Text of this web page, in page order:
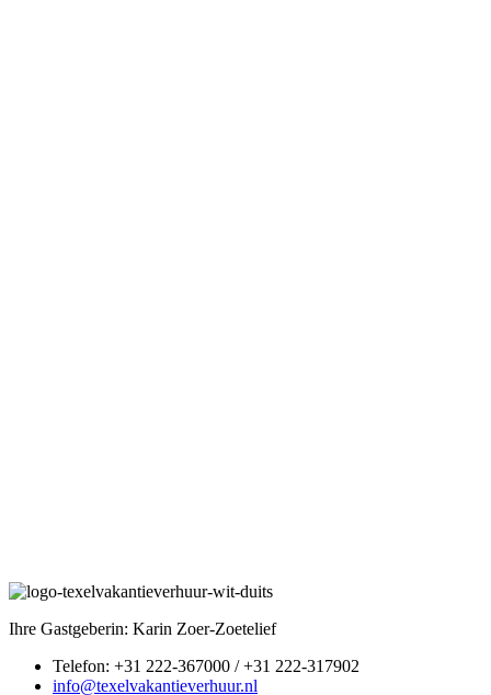
Ihre Gastgeberin: Karin Zoer-Zoetelief
Telefon: +31 222-367000 / +31 222-317902
info@texelvakantieverhuur.nl